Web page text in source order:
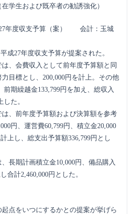
学生および既卒者の勧誘強化）
年度収支予算（案） 会計：玉城
成27年度収支予算が提案された。
は、会費収入として前年度予算額と同
目標とし、200,000円を計上。その他
前期繰越金133,799円を加え、総収入
した。
は、前年度予算額および決算額を参考
円、運営費60,799円、積立金20,000
上し、総支出予算額336,799円とし
、長期計画積立金10,000円、備品購入
合計2,460,000円とした。
点をいつにするかとの提案が挙げら